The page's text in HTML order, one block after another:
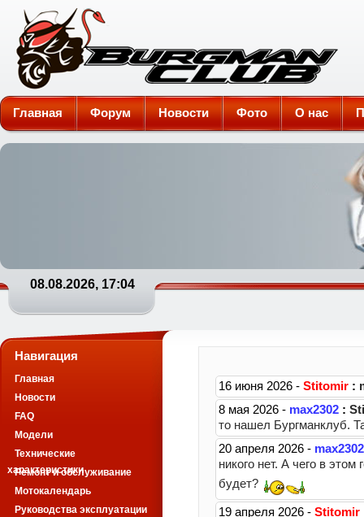
Burgman-Club
Главная Форум Новости Фото О нас
08.08.2026, 17:04
Навигация
Главная
Новости
FAQ
Модели
Технические
характеристики
Ремонт и обслуживание
Мотокалендарь
Руководства эксплуатации